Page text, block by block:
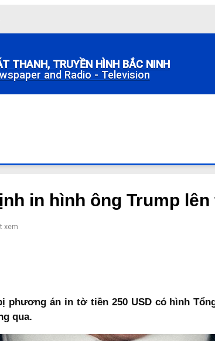
THANH, TRUYỀN HÌNH BẮC NINH
and Radio - Television
in hình ông Trump lên
xem
phương án in tờ tiền 250 USD có hình
qua.